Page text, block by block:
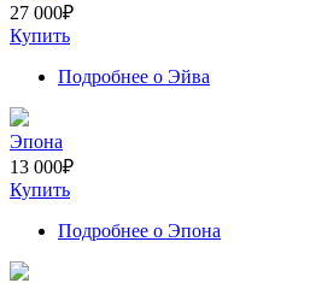
27 000₽
Купить
Подробнее о Эйва
Эпона
13 000₽
Купить
Подробнее о Эпона